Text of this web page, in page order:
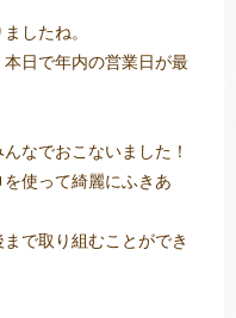
したね。
日で年内の営業日が最
なでおこないました！
使って綺麗にふきあ
で取り組むことができ